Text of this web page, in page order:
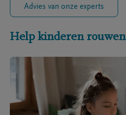
Advies van onze experts
Help kinderen rouwen